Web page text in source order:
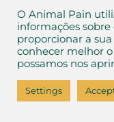
O Animal Pain
informações sobre
proporcionar a
conhecer melhor
possamos nos
Settings